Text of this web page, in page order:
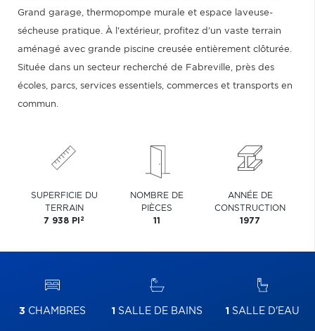
Grand garage, thermopompe murale et espace laveuse-
sécheuse pratique. À l'extérieur, profitez d'un vaste terrain
aménagé avec grande piscine creusée entièrement clôturée.
Située dans un secteur recherché de Fabreville, près des
écoles, parcs, services essentiels, commerces et transports en
commun.
SUPERFICIE DU
TERRAIN
7 938 PI 2
NOMBRE DE
PIÈCES
11
ANNÉE DE
CONSTRUCTION
1977
3 CHAMBRES 1 SALLE DE BAINS 1 SALLE D'EAU